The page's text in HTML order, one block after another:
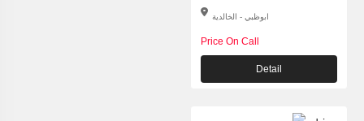
ابوظبي - الخالدية
Price On Call
Detail